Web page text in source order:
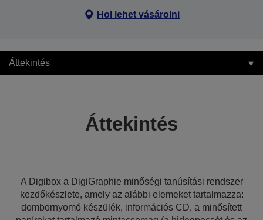
Hol lehet vásárolni
Áttekintés
Áttekintés
A Digibox a DigiGraphie minőségi tanúsítási rendszer
kezdőkészlete, amely az alábbi elemeket tartalmazza:
dombornyomó készülék, információs CD, a minősített